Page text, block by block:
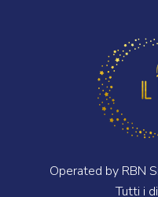
Operated by RBN
Tutti i